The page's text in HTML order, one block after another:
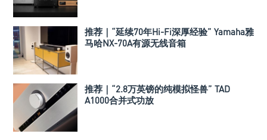
推荐｜“延续70年Hi-Fi深厚经验” Yamaha雅
马哈NX-70A有源无线音箱
推荐｜“2.8万英镑的纯模拟怪兽” TAD
A1000合并式功放